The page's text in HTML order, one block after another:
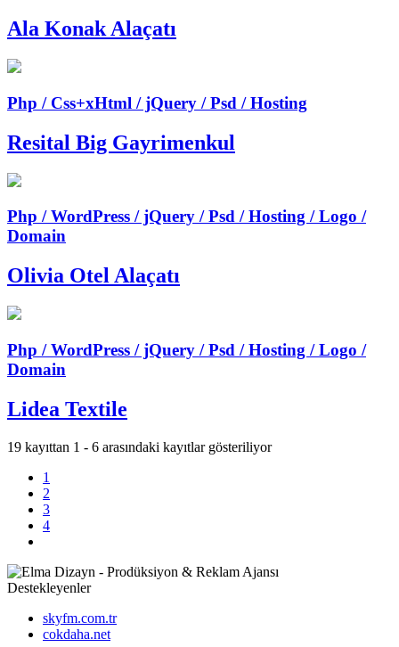
Ala Konak Alaçatı
Php / Css+xHtml / jQuery / Psd / Hosting
Resital Big Gayrimenkul
Php / WordPress / jQuery / Psd / Hosting / Logo /
Domain
Olivia Otel Alaçatı
Php / WordPress / jQuery / Psd / Hosting / Logo /
Domain
Lidea Textile
19 kayıttan 1 - 6 arasındaki kayıtlar gösteriliyor
1
2
3
4
Destekleyenler
skyfm.com.tr
cokdaha.net